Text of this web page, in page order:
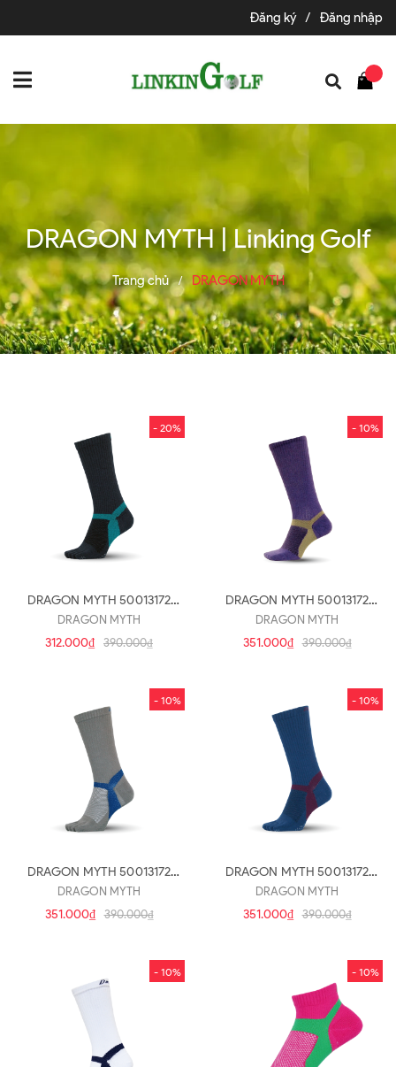
Đăng ký / Đăng nhập
DRAGON MYTH | Linking Golf
Trang chủ / DRAGON MYTH
- 20%
DRAGON MYTH 50013172
(V31)
DRAGON MYTH
312.000₫ 390.000₫
- 10%
DRAGON MYTH 50013172
(V20)
DRAGON MYTH
351.000₫ 390.000₫
- 10%
DRAGON MYTH 50013172
(V21)
DRAGON MYTH
351.000₫ 390.000₫
- 10%
DRAGON MYTH 50013172
(V19)
DRAGON MYTH
351.000₫ 390.000₫
- 10% - 10%